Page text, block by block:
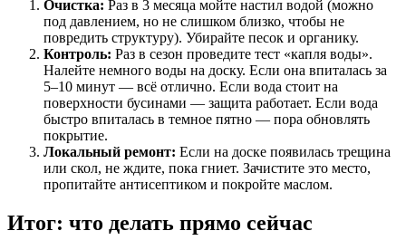
Очистка: Раз в 3 месяца мойте настил водой (можно
под давлением, но не слишком близко, чтобы не
повредить структуру). Убирайте песок и органику.
Контроль: Раз в сезон проведите тест «капля воды».
Налейте немного воды на доску. Если она впиталась за
5–10 минут — всё отлично. Если вода стоит на
поверхности бусинами — защита работает. Если вода
быстро впиталась в темное пятно — пора обновлять
покрытие.
Локальный ремонт: Если на доске появилась трещина
или скол, не ждите, пока гниет. Зачистите это место,
пропитайте антисептиком и покройте маслом.
Итог: что делать прямо сейчас